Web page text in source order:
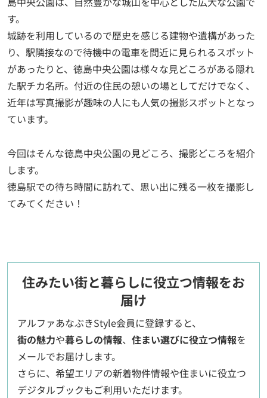
す。
城跡を利用しているので歴史を感じる建物や遺構があった
り、駅隣接なので待機中の電車を間近に見られるスポット
があったりと、徳島中央公園は様々な見どころがある隠れ
た駅チカ名所。付近の住民の憩いの場としてだけでなく、
近年は写真撮影が趣味の人にも人気の撮影スポットとなっ
ています。
今回はそんな徳島中央公園の見どころ、撮影どころを紹介
します。
徳島駅での待ち時間に訪れて、思い出に残る一枚を撮影し
てみてください！
住みたい街と暮らしに役立つ情報をお
届け
アルファあなぶきStyle会員に登録すると、
街の魅力や暮らしの情報、 住まい選びに役立つ情報を
メールでお届けします。
さらに、希望エリアの新着物件情報や住まいに役立つ
デジタルブックもご利用いただけます。